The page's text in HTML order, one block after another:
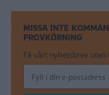
MISSA INTE
PROVKÖRNING
Få vårt nyhetsbrev utan